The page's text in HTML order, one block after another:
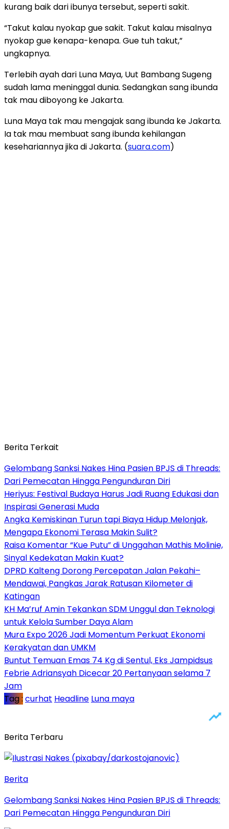
kurang baik dari ibunya tersebut, seperti sakit.
“Takut kalau nyokap gue sakit. Takut kalau misalnya
nyokap gue kenapa-kenapa. Gue tuh takut,”
ungkapnya.
Terlebih ayah dari Luna Maya, Uut Bambang Sugeng
sudah lama meninggal dunia. Sedangkan sang ibunda
tak mau diboyong ke Jakarta.
Luna Maya tak mau mengajak sang ibunda ke Jakarta.
Ia tak mau membuat sang ibunda kehilangan
kesehariannya jika di Jakarta. (suara.com)
Berita Terkait
Gelombang Sanksi Nakes Hina Pasien BPJS di Threads:
Dari Pemecatan Hingga Pengunduran Diri
Heriyus: Festival Budaya Harus Jadi Ruang Edukasi dan
Inspirasi Generasi Muda
Angka Kemiskinan Turun tapi Biaya Hidup Melonjak,
Mengapa Ekonomi Terasa Makin Sulit?
Raisa Komentar “Kue Putu” di Unggahan Mathis Molinie,
Sinyal Kedekatan Makin Kuat?
DPRD Kalteng Dorong Percepatan Jalan Pekahi–
Mendawai, Pangkas Jarak Ratusan Kilometer di
Katingan
KH Ma’ruf Amin Tekankan SDM Unggul dan Teknologi
untuk Kelola Sumber Daya Alam
Mura Expo 2026 Jadi Momentum Perkuat Ekonomi
Kerakyatan dan UMKM
Buntut Temuan Emas 74 Kg di Sentul, Eks Jampidsus
Febrie Adriansyah Dicecar 20 Pertanyaan selama 7
Jam
Tag : curhat Headline Luna maya
Berita Terbaru
Berita
Gelombang Sanksi Nakes Hina Pasien BPJS di Threads:
Dari Pemecatan Hingga Pengunduran Diri